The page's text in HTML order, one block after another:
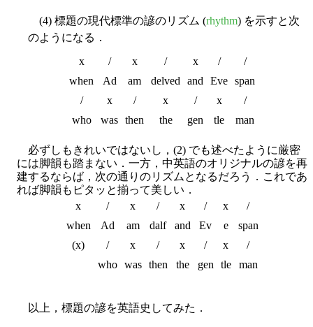
(4) 標題の現代標準の諺のリズム (rhythm) を示すと次
のようになる．
x
/ x / x /
/
when
Ad am delved and Eve span
/
x / x / x
/
who
was then the gen tle man
必ずしもきれいではないし，(2) でも述べたように厳密
には脚韻も踏まない．一方，中英語のオリジナルの諺を再
建するならば，次の通りのリズムとなるだろう．これであ
れば脚韻もピタッと揃って美しい．
x
/ x / x / x
/
when
Ad am dalf and Ev e
span
(x)
/ x / x / x
/
who
was then the gen tle man
以上，標題の諺を英語史してみた．